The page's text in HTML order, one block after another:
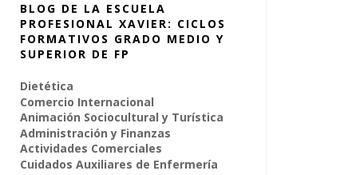
BLOG DE LA ESCUELA
PROFESIONAL XAVIER: CICLOS
FORMATIVOS GRADO MEDIO Y
SUPERIOR DE FP
Dietética
Comercio Internacional
Animación Sociocultural y Turística
Administración y Finanzas
Actividades Comerciales
Cuidados Auxiliares de Enfermería